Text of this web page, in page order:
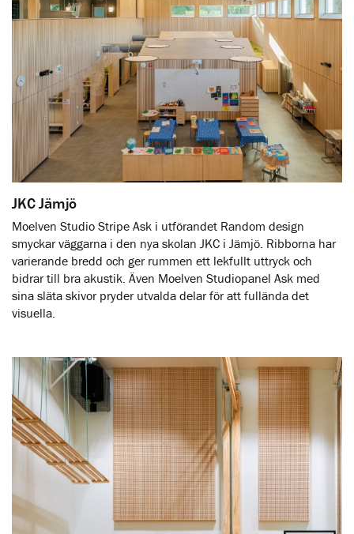
JKC Jämjö
Moelven Studio Stripe Ask i utförandet Random design
smyckar väggarna i den nya skolan JKC i Jämjö. Ribborna har
varierande bredd och ger rummen ett lekfullt uttryck och
bidrar till bra akustik. Även Moelven Studiopanel Ask med
sina släta skivor pryder utvalda delar för att fullända det
visuella.